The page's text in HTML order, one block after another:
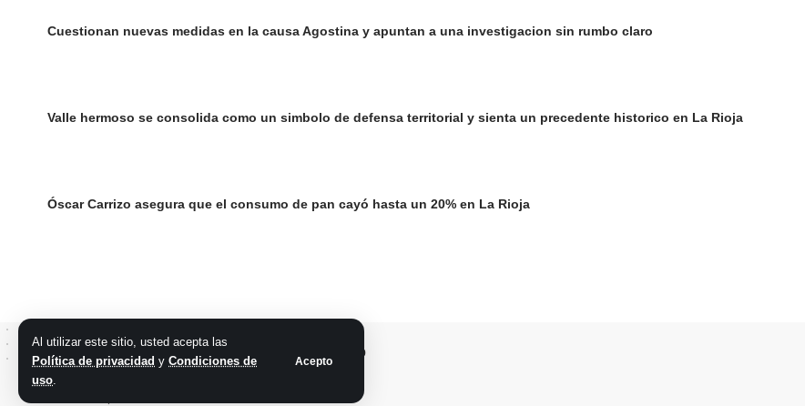
Al utilizar este sitio, usted acepta las
Política de privacidad y Condiciones de
uso.
Acepto
Cuestionan nuevas medidas en la causa Agostina y apuntan a una investigacion sin rumbo claro
Valle hermoso se consolida como un simbolo de defensa territorial y sienta un precedente historico en La Rioja
Óscar Carrizo asegura que el consumo de pan cayó hasta un 20% en La Rioja